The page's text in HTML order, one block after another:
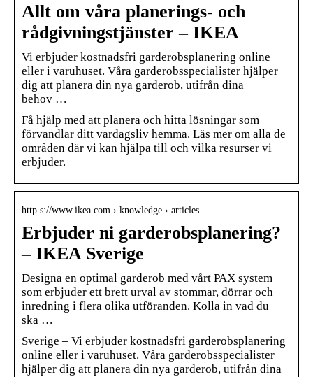
Allt om våra planerings- och
rådgivningstjänster – IKEA
Vi erbjuder kostnadsfri garderobsplanering online
eller i varuhuset. Våra garderobsspecialister hjälper
dig att planera din nya garderob, utifrån dina
behov …
Få hjälp med att planera och hitta lösningar som
förvandlar ditt vardagsliv hemma. Läs mer om alla de
områden där vi kan hjälpa till och vilka resurser vi
erbjuder.
http s://www.ikea.com › knowledge › articles
Erbjuder ni garderobsplanering?
– IKEA Sverige
Designa en optimal garderob med vårt PAX system
som erbjuder ett brett urval av stommar, dörrar och
inredning i flera olika utföranden. Kolla in vad du
ska …
Sverige – Vi erbjuder kostnadsfri garderobsplanering
online eller i varuhuset. Våra garderobsspecialister
hjälper dig att planera din nya garderob, utifrån dina